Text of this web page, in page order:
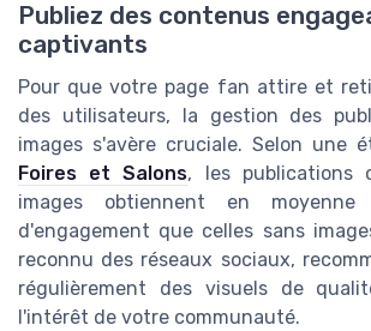
Publiez des contenus
captivants
Pour que votre page fan attire et
des utilisateurs, la gestion des
images s'avère cruciale. Selon une
Foires et Salons, les publications
images obtiennent en
d'engagement que celles sans
reconnu des réseaux sociaux,
régulièrement des visuels de
l'intérêt de votre communauté.